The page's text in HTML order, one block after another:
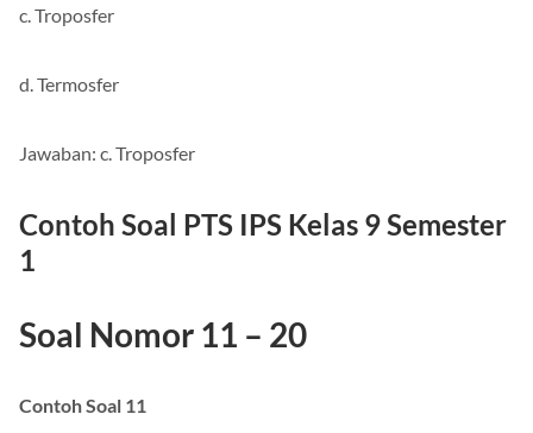
c. Troposfer
d. Termosfer
Jawaban: c. Troposfer
Contoh Soal PTS IPS Kelas 9 Semester
1
Soal Nomor 11 – 20
Contoh Soal 11